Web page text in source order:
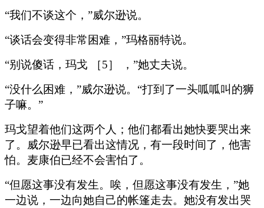
“我们不谈这个，”威尔逊说。
“谈话会变得非常困难，”玛格丽特说。
“别说傻话，玛戈 ［5］ ，”她丈夫说。
“没什么困难，”威尔逊说。“打到了一头呱呱叫的狮
子嘛。”
玛戈望着他们这两个人；他们都看出她快要哭出来
了。威尔逊早已看出这情况，有一段时间了，他害
怕。麦康伯已经不会害怕了。
“但愿这事没有发生。唉，但愿这事没有发生，”她
一边说，一边向她自己的帐篷走去。她没有发出哭